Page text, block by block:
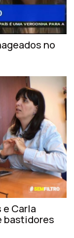
no
Carla
bastidores